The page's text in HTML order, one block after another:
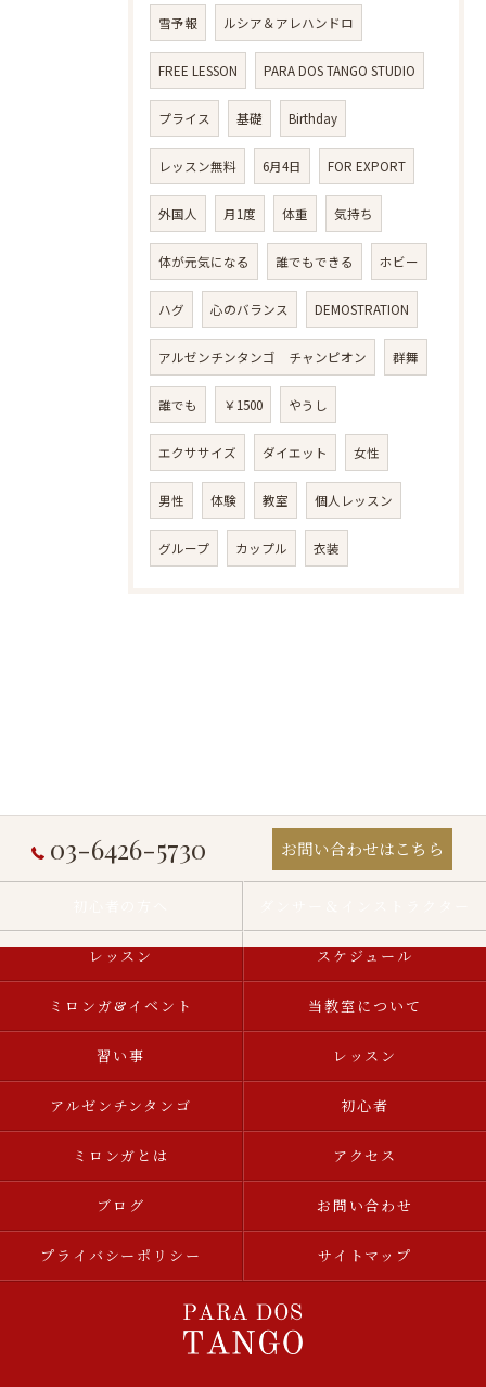
雪予報 ルシア＆アレハンドロ
FREE LESSON PARA DOS TANGO STUDIO
プライス 基礎 Birthday
レッスン無料 6月4日 FOR EXPORT
外国人 月1度 体重 気持ち
体が元気になる 誰でもできる ホビー
ハグ 心のバランス DEMOSTRATION
アルゼンチンタンゴ チャンピオン 群舞
誰でも ￥1500 やうし
エクササイズ ダイエット 女性
男性 体験 教室 個人レッスン
グループ カップル 衣装
03-6426-5730 お問い合わせはこちら
レッスン スケジュール
ミロンガ&イベント 当教室について
習い事 レッスン
アルゼンチンタンゴ 初心者
ミロンガとは アクセス
ブログ お問い合わせ
プライバシーポリシー サイトマップ